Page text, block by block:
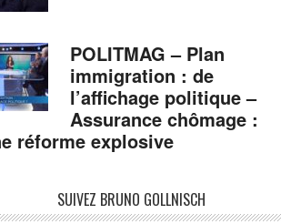
POLITMAG – Plan
immigration : de
l’affichage politique –
Assurance chômage :
réforme explosive
SUIVEZ BRUNO GOLLNISCH